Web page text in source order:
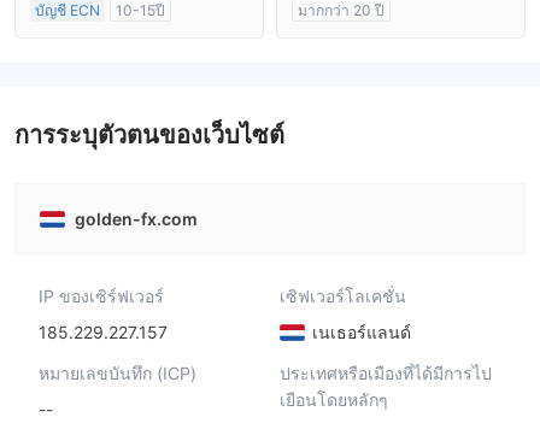
บัญชี ECN
10-15ปี
มากกว่า 20 ปี
การระบุตัวตนของเว็บไซต์
golden-fx.com
IP ของเซิร์ฟเวอร์
185.229.227.157
เซิฟเวอร์โลเคชั่น
เนเธอร์แลนด์
หมายเลขบันทึก (ICP)
--
ประเทศหรือเมืองที่ได้มีการไป
เยือนโดยหลักๆ